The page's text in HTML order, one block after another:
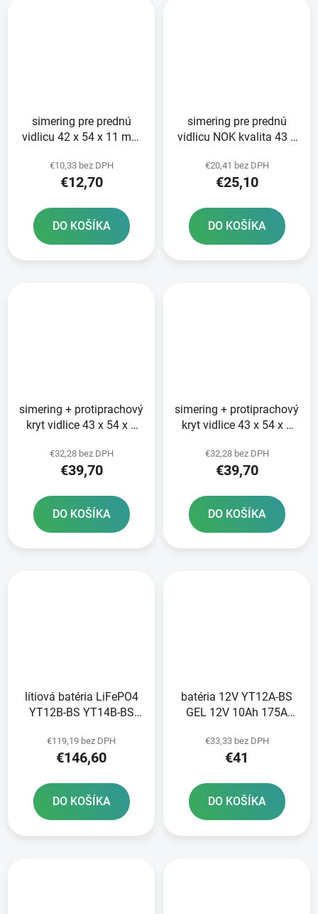
simering pre prednú
vidlicu 42 x 54 x 11 mm
2 tlmičov
€10,33 bez DPH
€12,70
DO KOŠÍKA
simering pre prednú
vidlicu NOK kvalita 43 x
mm ATHENA sada na
opravu 2 tlmičov
€20,41 bez DPH
€25,10
DO KOŠÍKA
simering + protiprachový
kryt vidlice 43 x 54 x 9
€32,28 bez DPH
€39,70
DO KOŠÍKA
simering + protiprachový
kryt vidlice 43 x 54 x 9
€32,28 bez DPH
€39,70
DO KOŠÍKA
lítiová batéria LiFePO4
YT12B-BS YT14B-BS
hmotnosť 0 82 kg
150x69x130
€119,19 bez DPH
€146,60
DO KOŠÍKA
batéria 12V YT12A-BS
GEL 12V 10Ah 175A
technológia 150x88x105
A-TECH aktivovaná vo
€33,33 bez DPH
€41
DO KOŠÍKA